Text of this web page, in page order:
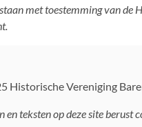
met toestemming van de
Historische Vereniging
en teksten op deze site berust